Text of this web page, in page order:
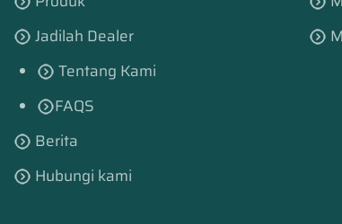
Jadilah Dealer
Tentang Kami
FAQS
Berita
Hubungi kami